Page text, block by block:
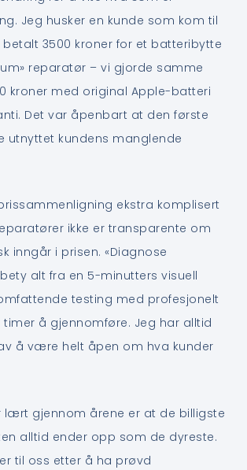
Jeg husker en kunde som kom til
3500 kroner for et batteribytte
reparatør – vi gjorde samme
kroner med original Apple-batteri
Det var åpenbart at den første
utnyttet kundens manglende
ekstra komplisert
ikke er transparente om
inngår i prisen. «Diagnose
alt fra en 5-minutters visuell
testing med profesjonelt
å gjennomføre. Jeg har alltid
å være helt åpen om hva kunder
lært gjennom årene er at de billigste
alltid ender opp som de dyreste.
til oss etter å ha prøvd